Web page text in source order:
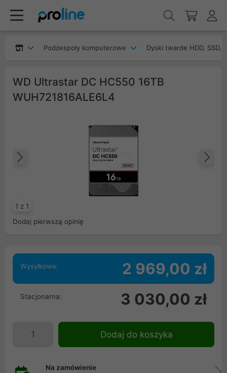
Podzespoły komputerowe Dyski twarde HDD, SSD,
WD Ultrastar DC HC550 16TB
WUH721816ALE6L4
1 z 1
Poprzedni
Dodaj pierwszą opinię
Wysyłkowa: 2 969,00 zł
Stacjonarna: 3 030,00 zł
Dodaj do koszyka
Na zamówienie